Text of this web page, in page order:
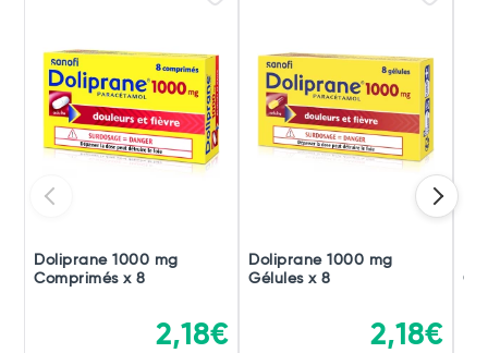
Doliprane 1000 mg
Comprimés x 8
2,18€
Doliprane 1000 mg
Gélules x 8
2,18€